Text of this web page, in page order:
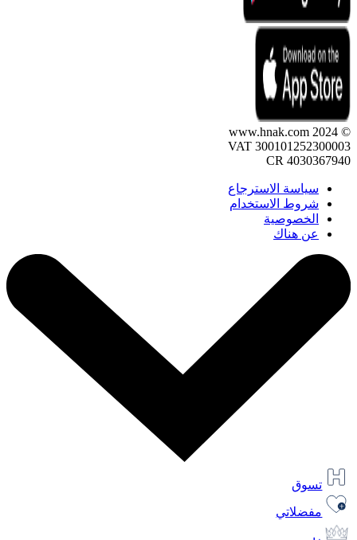
© 2024 www.hnak.com
VAT 300101252300003
CR 4030367940
سياسة الاسترجاع
شروط الاستخدام
الخصوصية
عن هناك
تسوق
مفضلاتي